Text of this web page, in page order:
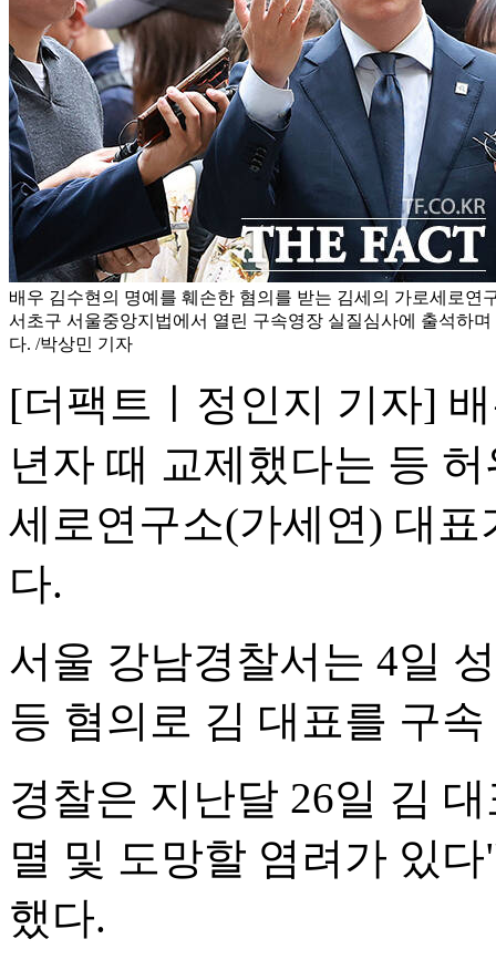
배우 김수현의 명예를 훼손한 혐의를 받는 김세의 가로세로연
서초구 서울중앙지법에서 열린 구속영장 실질심사에 출석하
다. /박상민 기자
[더팩트ㅣ정인지 기자]
년자 때 교제했다는 등
세로연구소(가세연) 대
다.
서울 강남경찰서는 4일
등 혐의로 김 대표를 구
경찰은 지난달 26일 김
멸 및 도망할 염려가 있
했다.